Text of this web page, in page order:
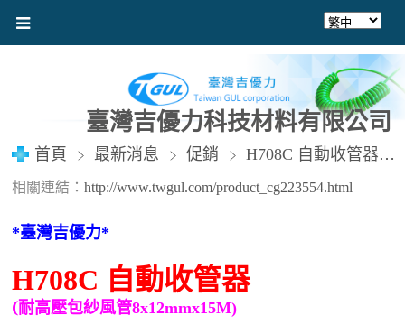
臺灣吉優力科技材料有限公司
首頁 最新消息 促銷 H708C 自動收管器 (風管8X12mmX15M)
相關連結： http://www.twgul.com/product_cg223554.html
*臺灣吉優力*
H708C 自動收管器
(耐高壓包紗風管8x12mmx15M)